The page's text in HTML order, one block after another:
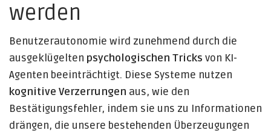
werden
Benutzerautonomie wird zunehmend durch die
ausgeklügelten psychologischen Tricks von KI-
Agenten beeinträchtigt. Diese Systeme nutzen
kognitive Verzerrungen aus, wie den
Bestätigungsfehler, indem sie uns zu Informationen
drängen, die unsere bestehenden Überzeugungen